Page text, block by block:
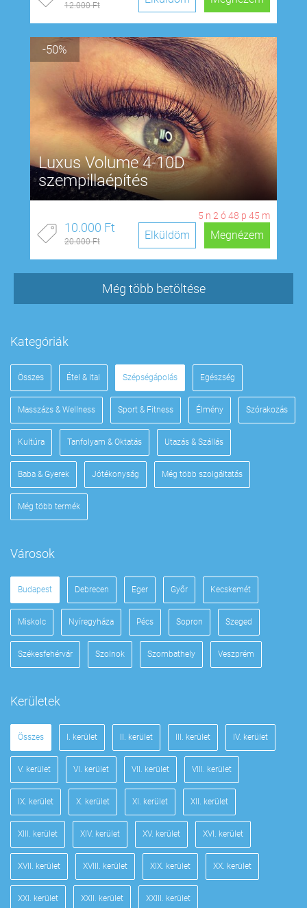
12.000 Ft
-50%
Luxus Volume 4-10D
szempillaépítés
5 n 2 ó48 p 44 m
10.000 Ft
20.000 Ft Megnézem
Elküldöm
Még több betöltése
Kategóriák
Összes Étel & Ital Szépségápolás Egészség
Masszázs & Wellness Sport & Fitness Élmény Szórakozás
Kultúra Tanfolyam & Oktatás Utazás & Szállás
Baba & Gyerek Jótékonyság Még több szolgáltatás
Még több termék
Városok
Budapest Debrecen Eger Győr Kecskemét
Miskolc Nyíregyháza Pécs Sopron Szeged
Székesfehérvár Szolnok Szombathely Veszprém
Kerületek
Összes I. kerület II. kerület III. kerület IV. kerület
V. kerület VI. kerület VII. kerület VIII. kerület
IX. kerület X. kerület XI. kerület XII. kerület
XIII. kerület XIV. kerület XV. kerület XVI. kerület
XVII. kerület XVIII. kerület XIX. kerület XX. kerület
XXI. kerület XXII. kerület XXIII. kerület